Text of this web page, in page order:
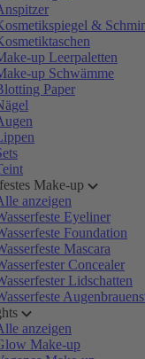
&
up Leerpaletten
up Schwämme
Paper
Make-up
anzeigen
Eyeliner
Foundation
Mascara
Concealer
Lidschatten
anzeigen
Make-up